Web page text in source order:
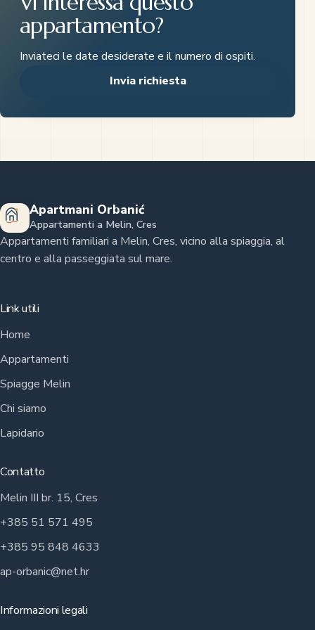
appartamento?
Inviateci le date desiderate e il numero di ospiti.
Invia richiesta
Apartmani Orbanić
Appartamenti a Melin, Cres
Appartamenti familiari a Melin, Cres, vicino alla spiaggia, al
centro e alla passeggiata sul mare.
Link utili
Home
Appartamenti
Spiagge Melin
Chi siamo
Lapidario
Contatto
Melin III br. 15, Cres
+385 51 571 495
+385 95 848 4633
ap-orbanic@net.hr
Informazioni legali